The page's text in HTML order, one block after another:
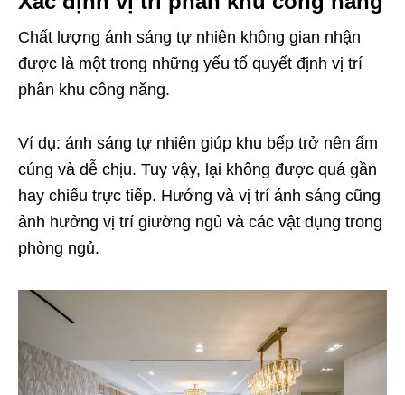
Chất lượng ánh sáng tự nhiên không gian nhận
được là một trong những yếu tố quyết định vị trí
phân khu công năng.
Ví dụ: ánh sáng tự nhiên giúp khu bếp trở nên ấm
cúng và dễ chịu. Tuy vậy, lại không được quá gần
hay chiếu trực tiếp. Hướng và vị trí ánh sáng cũng
ảnh hưởng vị trí giường ngủ và các vật dụng trong
phòng ngủ.